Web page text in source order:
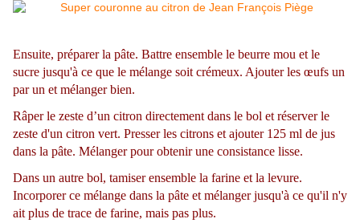
Ensuite, préparer la pâte. Battre ensemble le beurre mou et le
sucre jusqu'à ce que le mélange soit crémeux. Ajouter les œufs un
par un et mélanger bien.
Râper le zeste d’un citron directement dans le bol et réserver le
zeste d'un citron vert. Presser les citrons et ajouter 125 ml de jus
dans la pâte. Mélanger pour obtenir une consistance lisse.
Dans un autre bol, tamiser ensemble la farine et la levure.
Incorporer ce mélange dans la pâte et mélanger jusqu'à ce qu'il n'y
ait plus de trace de farine, mais pas plus.